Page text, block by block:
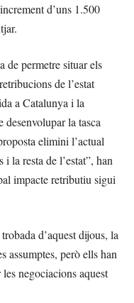
d’uns 1.500
de permetre situar els
de l’estat
a Catalunya i la
desenvolupar la tasca
elimini l’actual
la resta de l’estat”, han
impacte retributiu sigui
d’aquest dijous, la
assumptes, però ells han
negociacions aquest